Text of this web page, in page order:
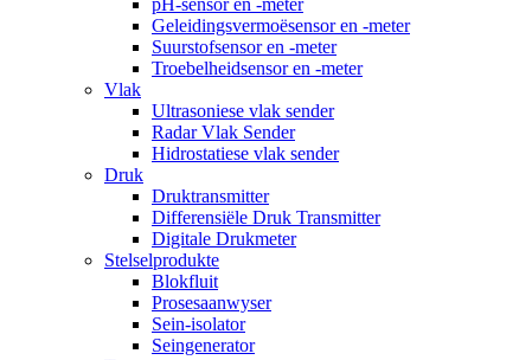
pH-sensor en -meter
Geleidingsvermoësensor en -meter
Suurstofsensor en -meter
Troebelheidsensor en -meter
Vlak
Ultrasoniese vlak sender
Radar Vlak Sender
Hidrostatiese vlak sender
Druk
Druktransmitter
Differensiële Druk Transmitter
Digitale Drukmeter
Stelselprodukte
Blokfluit
Prosesaanwyser
Sein-isolator
Seingenerator